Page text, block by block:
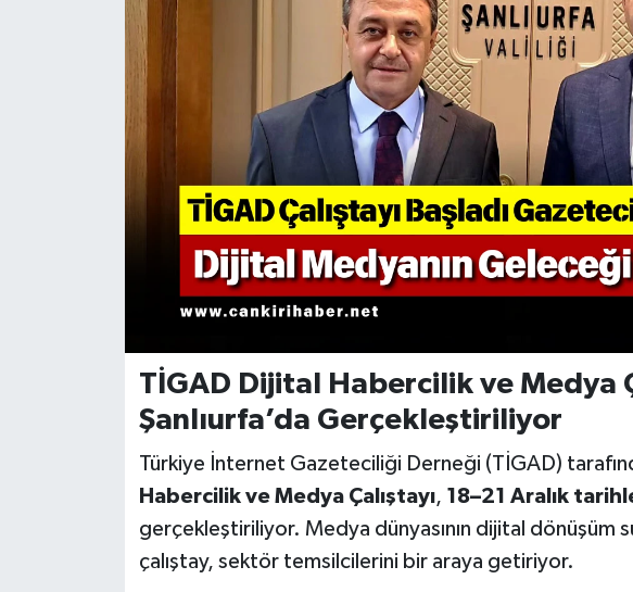
TİGAD Dijital Habercilik ve Medya
Şanlıurfa’da Gerçekleştiriliyor
Türkiye İnternet Gazeteciliği Derneği (TİGAD)
Habercilik ve Medya Çalıştayı, 18–21 Aralık
gerçekleştiriliyor. Medya dünyasının dijital dönüşüm
çalıştay, sektör temsilcilerini bir araya getiriyor.
VİZYONDAKİLER